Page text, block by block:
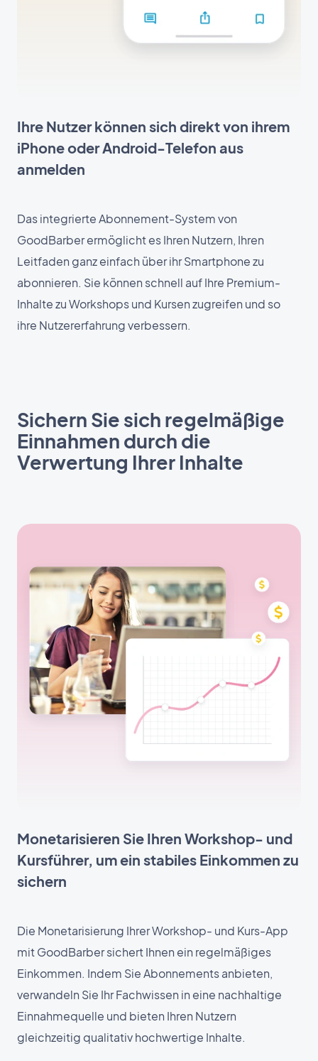
Ihre Nutzer können sich direkt von ihrem
iPhone oder Android-Telefon aus
anmelden
Das integrierte Abonnement-System von
GoodBarber ermöglicht es Ihren Nutzern, Ihren
Leitfaden ganz einfach über ihr Smartphone zu
abonnieren. Sie können schnell auf Ihre Premium-
Inhalte zu Workshops und Kursen zugreifen und so
ihre Nutzererfahrung verbessern.
Sichern Sie sich regelmäßige
Einnahmen durch die
Verwertung Ihrer Inhalte
Monetarisieren Sie Ihren Workshop- und
Kursführer, um ein stabiles Einkommen zu
sichern
Die Monetarisierung Ihrer Workshop- und Kurs-App
mit GoodBarber sichert Ihnen ein regelmäßiges
Einkommen. Indem Sie Abonnements anbieten,
verwandeln Sie Ihr Fachwissen in eine nachhaltige
Einnahmequelle und bieten Ihren Nutzern
gleichzeitig qualitativ hochwertige Inhalte.